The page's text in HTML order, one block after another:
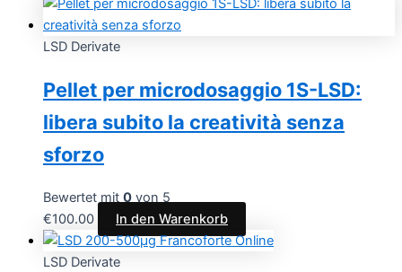
LSD Derivate
Pellet per microdosaggio 1S-LSD:
libera subito la creatività senza
sforzo
Bewertet mit 0 von 5
€100.00 In den Warenkorb
LSD Derivate